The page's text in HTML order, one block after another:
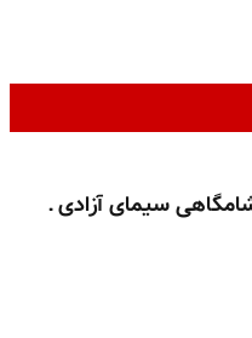
سیمای آزادی ـ